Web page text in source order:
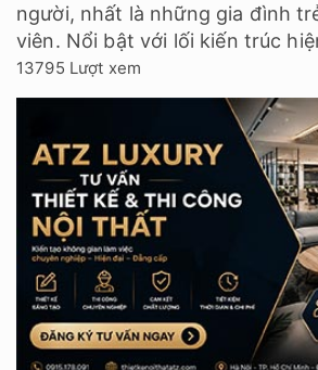
người, nhất là những gia đình
viên. Nổi bật với lối kiến trúc
13795 Lượt xem